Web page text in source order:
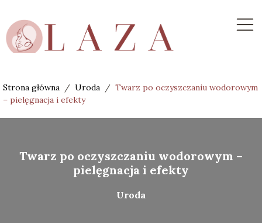
Strona główna / Uroda / Twarz po oczyszczaniu wodorowym
– pielęgnacja i efekty
Twarz po oczyszczaniu wodorowym –
pielęgnacja i efekty
Uroda